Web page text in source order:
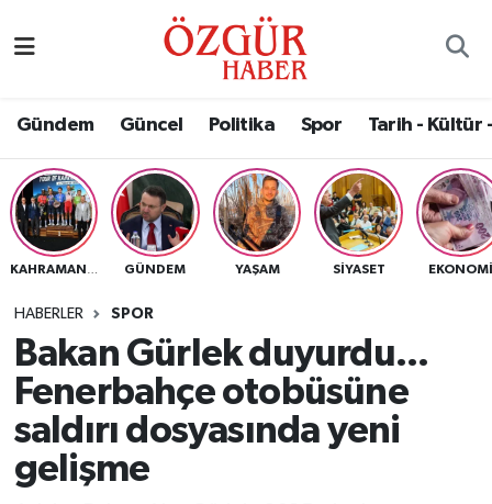
Gündem Güncel Politika Spor Tarih - Kültür
GÜNDEM YAŞAM SIYASET EKONOMI
HABERLER SPOR
Bakan Gürlek duyurdu...
Fenerbahçe otobüsüne
saldırı dosyasında yeni
gelişme
Eğitim
Ekonomi
Güncel
Gündem
Magazin
Politika
Nöbetçi Eczaneler
Namaz Vakitleri
Trafik Durumu
Süper Lig Puan Durumu ve Fikstür
Tüm Manşetler
Son Dakika Haberleri
Haber Arşivi